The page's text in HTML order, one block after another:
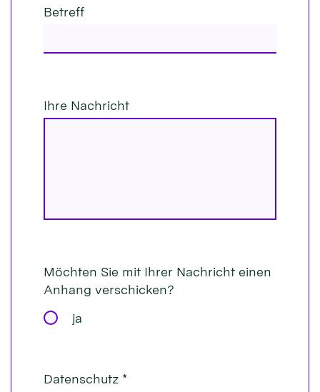
Betreff
Ihre Nachricht
Möchten Sie mit Ihrer Nachricht einen
Anhang verschicken?
ja
Datenschutz *